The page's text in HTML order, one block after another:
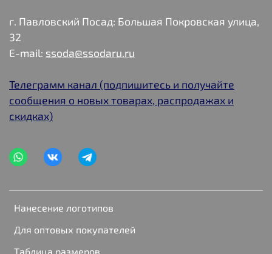
Нанесение логотипов
Для оптовых покупателей
Таблица размеров
г. Павловский Посад: Большая Покровская улица,
32
E-mail: ssoda@ssodaru.ru
Телеграмм канал (подпишитесь и получайте
сообщения о новых товарах, распродажах и
скидках)